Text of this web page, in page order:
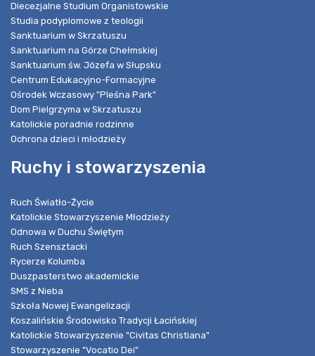
Diecezjalne Studium Organistowskie
Studia podyplomowe z teologii
Sanktuarium w Skrzatuszu
Sanktuarium na Górze Chełmskiej
Sanktuarium św. Józefa w Słupsku
Centrum Edukacyjno-Formacyjne
Ośrodek Wczasowy "Pleśna Park"
Dom Pielgrzyma w Skrzatuszu
Katolickie poradnie rodzinne
Ochrona dzieci i młodzieży
Ruchy i stowarzyszenia
Ruch Światło-Życie
Katolickie Stowarzyszenie Młodzieży
Odnowa w Duchu Świętym
Ruch Szensztacki
Rycerze Kolumba
Duszpasterstwo akademickie
SMS z Nieba
Szkoła Nowej Ewangelizacji
Koszalińskie Środowisko Tradycji Łacińskiej
Katolickie Stowarzyszenie "Civitas Christiana"
Stowarzyszenie "Vocatio Dei"